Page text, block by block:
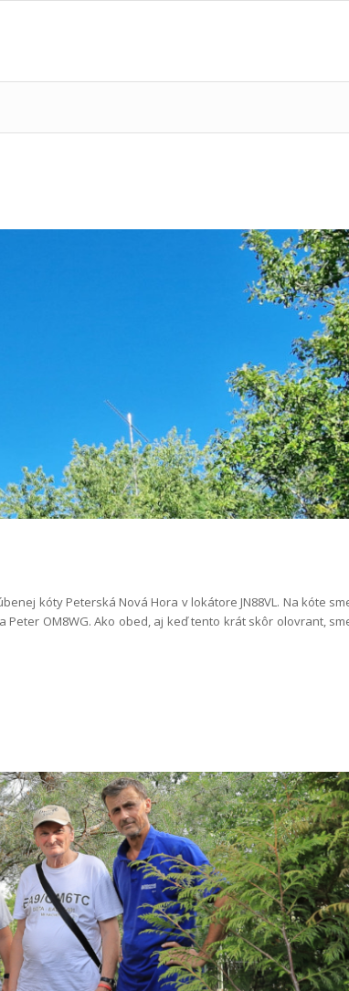
kóty Peterská Nová Hora v lokátore JN88VL. Na kóte
Peter OM8WG. Ako obed, aj keď tento krát skôr olovrant,